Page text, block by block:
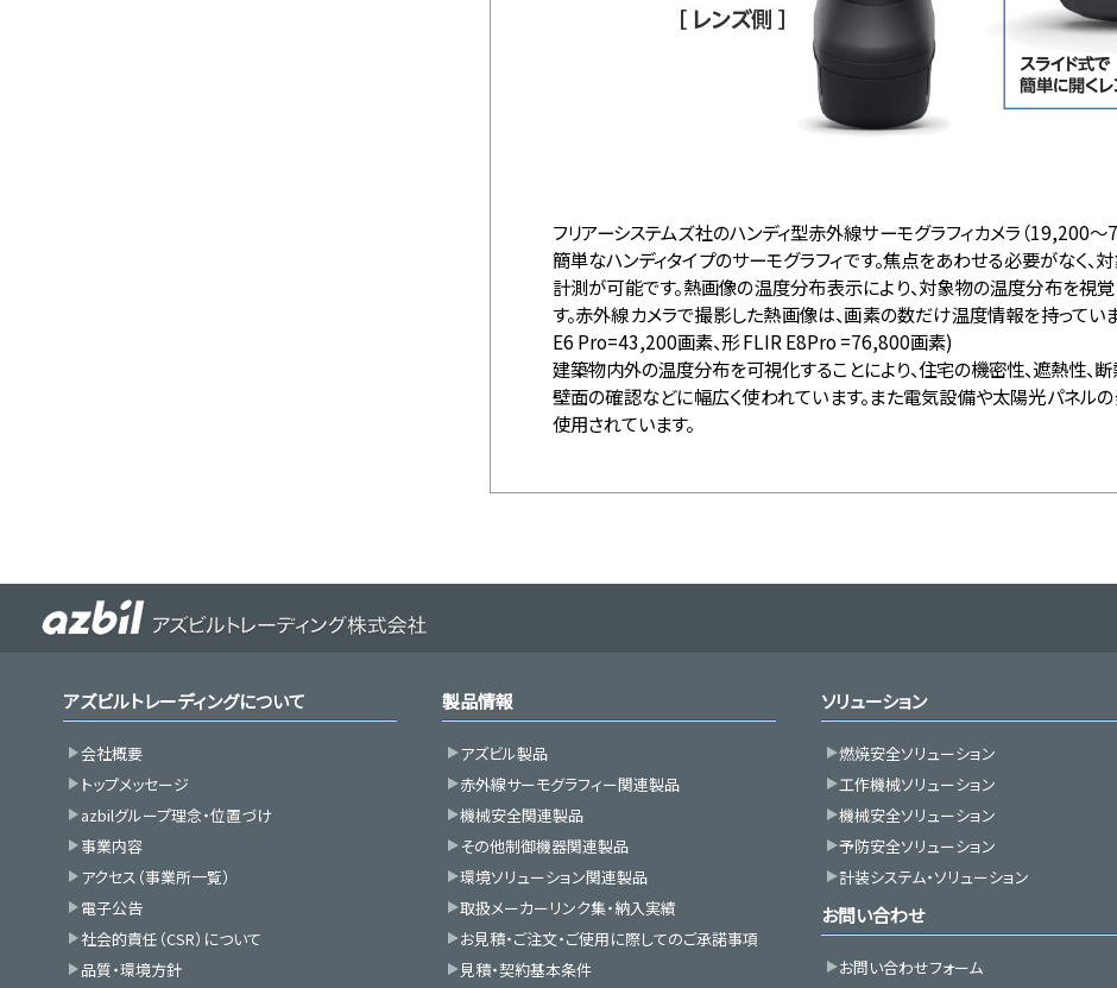
フリアーシステムズ社のハンディ型赤外線サーモグラフィカメラ（19,200
簡単なハンディタイプのサーモグラフィです。焦点をあわせる必要がなく
計測が可能です。熱画像の温度分布表示により、対象物の温度分布を視
す。赤外線カメラで撮影した熱画像は、画素の数だけ温度情報を持って
E6 Pro=43,200画素、形 FLIR E8Pro =76,800画素)
建築物内外の温度分布を可視化することにより、住宅の機密性、遮熱性、
壁面の確認などに幅広く使われています。また電気設備や太陽光パネル
使用されています。
アズビルトレーディングについて
会社概要
トップメッセージ
azbilグループ理念・位置づけ
事業内容
アクセス（事業所一覧）
電子公告
社会的責任（CSR）について
品質・環境方針
製品情報
アズビル製品
赤外線サーモグラフィー関連製品
機械安全関連製品
その他制御機器関連製品
環境ソリューション関連製品
取扱メーカーリンク集・納入実績
お見積・ご注文・ご使用に際してのご承諾事項
見積・契約基本条件
ソリューション
燃焼安全ソリューション
工作機械ソリューション
機械安全ソリューション
予防安全ソリューション
計装システム・ソリューション
お問い合わせ
お問い合わせフォーム